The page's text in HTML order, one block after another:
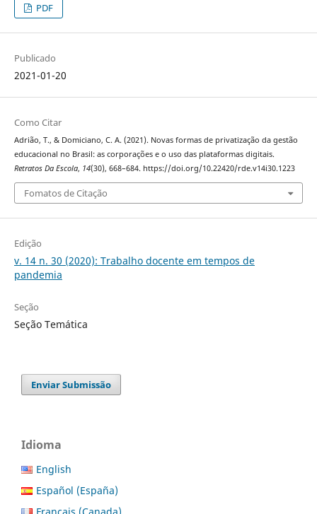
PDF
Publicado
2021-01-20
Como Citar
Adrião, T., & Domiciano, C. A. (2021). Novas formas de privatização da gestão
educacional no Brasil: as corporações e o uso das plataformas digitais.
Retratos Da Escola, 14(30), 668–684. https://doi.org/10.22420/rde.v14i30.1223
Fomatos de Citação
Edição
v. 14 n. 30 (2020): Trabalho docente em tempos de
pandemia
Seção
Seção Temática
Enviar Submissão
Idioma
English
Español (España)